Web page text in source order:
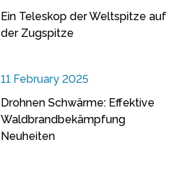
Ein Teleskop der Weltspitze auf
der Zugspitze
11 February 2025
Drohnen Schwärme: Effektive
Waldbrandbekämpfung
Neuheiten